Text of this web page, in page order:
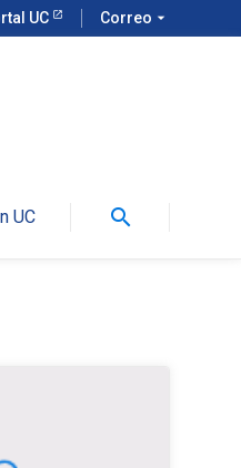
UC Correo arrow_drop_down
UC search